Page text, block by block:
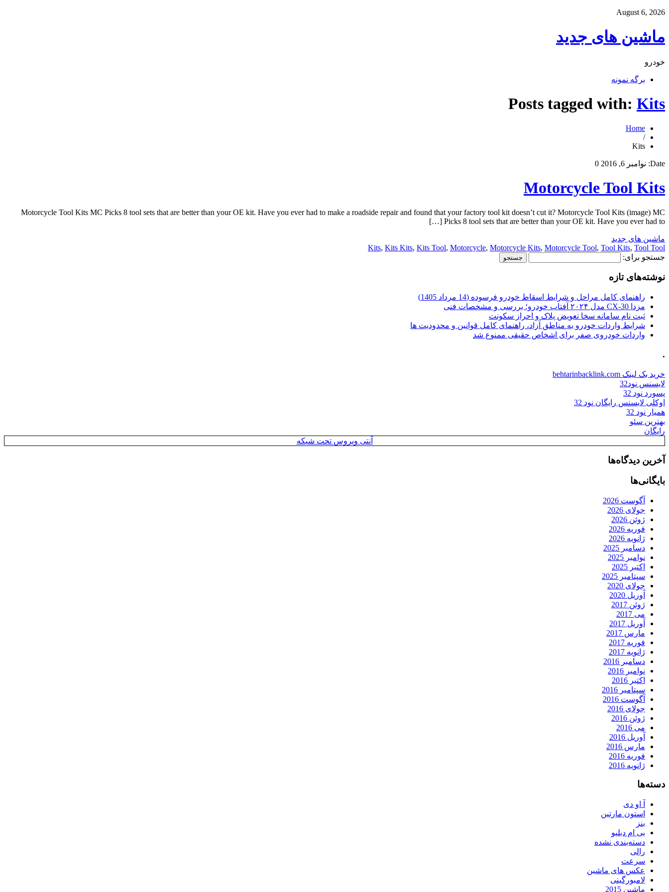
August 6, 2026
ماشین های جدید
خودرو
برگه نمونه
Posts tagged with: Kits
Home
/
Kits
Date: نوامبر 6, 2016 0
Motorcycle Tool Kits
Motorcycle Tool Kits MC Picks 8 tool sets that are better than your OE kit. Have you ever had to make a roadside repair and found that your factory tool kit doesn’t cut it? Motorcycle Tool Kits (image) MC
Picks 8 tool sets that are better than your OE kit. Have you ever had to […]
ماشین های جدید
Kits, Kits Kits, Kits Tool, Motorcycle, Motorcycle Kits, Motorcycle Tool, Tool Kits, Tool Tool
جستجو برای:
نوشته‌های تازه
راهنمای کامل مراحل و شرایط اسقاط خودرو فرسوده (14 مرداد 1405)
مزدا CX-30 مدل ۲۰۲۴ آفتاب خودرو؛ بررسی و مشخصات فنی
ثبت نام سامانه سخا تعویض پلاک و احراز سکونت
شرایط واردات خودرو به مناطق آزاد، راهنمای کامل قوانین و محدودیت ها
واردات خودروی صفر برای اشخاص حقیقی ممنوع شد
.
خرید بک لینک behtarinbacklink.com
لایسنس نود32
پسورد نود 32
اوکلی لایسنس رایگان نود 32
همیار نود 32
بهترین سئو
رایگان
آنتی ویروس تحت شبکه
آخرین دیدگاه‌ها
بایگانی‌ها
آگوست 2026
جولای 2026
ژوئن 2026
فوریه 2026
ژانویه 2026
دسامبر 2025
نوامبر 2025
اکتبر 2025
سپتامبر 2025
جولای 2020
آوریل 2020
ژوئن 2017
می 2017
آوریل 2017
مارس 2017
فوریه 2017
ژانویه 2017
دسامبر 2016
نوامبر 2016
اکتبر 2016
سپتامبر 2016
آگوست 2016
جولای 2016
ژوئن 2016
می 2016
آوریل 2016
مارس 2016
فوریه 2016
ژانویه 2016
دسته‌ها
آ او دی
استون مارتین
بنز
بی ام دبلیو
دسته‌بندی نشده
رالی
سرعت
عکس های ماشین
لامبورگینی
ماشین 2015